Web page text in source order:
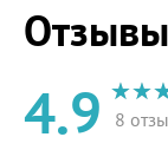
Отзывы
4.9 8